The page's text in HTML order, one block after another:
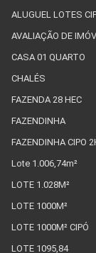
ALUGUEL LOTES
AVALIAÇÃO DE
CASA 01 QUARTO
CHALÉS
FAZENDA 28 HEC
FAZENDINHA
FAZENDINHA CIPO
Lote 1.006,74m²
LOTE 1.028M²
LOTE 1000M²
LOTE 1000M² CIPÓ
LOTE 1095,84